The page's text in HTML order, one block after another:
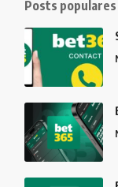
Posts populares